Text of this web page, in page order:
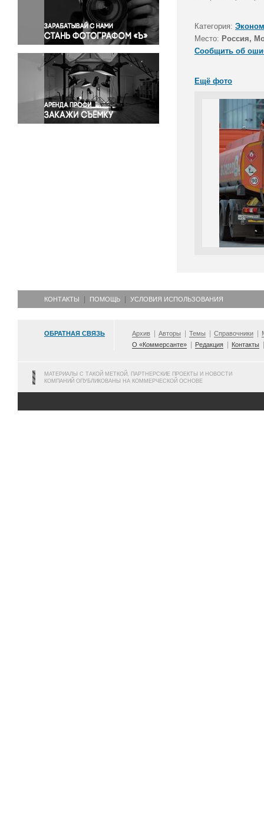
Правосудие
Происшествия и конфликты
Религия
Светская жизнь
Спорт
Экология
Экономика и бизнес
Категория:
Место: Россия,
Сообщить об
Ещё фото
КОНТАКТЫ ПОМОЩЬ УСЛОВИЯ ИСПОЛЬЗОВАНИЯ
ОБРАТНАЯ СВЯЗЬ Архив Авторы Темы Справочники
О «Коммерсанте»
Редакция Контакты
МАТЕРИАЛЫ С ТАКОЙ МЕТКОЙ, ПАРТНЕРСКИЕ ПРОЕКТЫ И НОВОСТИ
КОМПАНИЙ ОПУБЛИКОВАНЫ НА КОММЕРЧЕСКОЙ ОСНОВЕ